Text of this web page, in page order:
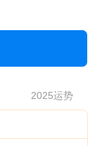
2025运势